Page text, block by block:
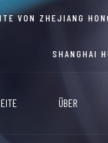
VON ZHEJIANG
SHANGHAI
ÜBER